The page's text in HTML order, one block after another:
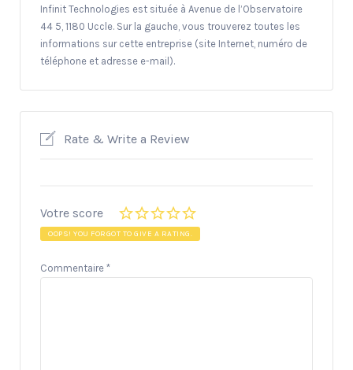
Infinit Technologies est située à Avenue de l’Observatoire
44 5, 1180 Uccle. Sur la gauche, vous trouverez toutes les
informations sur cette entreprise (site Internet, numéro de
téléphone et adresse e-mail).
Rate & Write a Review
Votre score
OOPS! YOU FORGOT TO GIVE A RATING.
Commentaire *